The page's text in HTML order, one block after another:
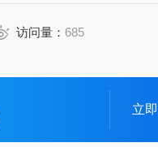
访问量： 685
立